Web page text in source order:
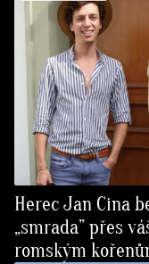
Herec Jan Cina
„smrada” přes
romským